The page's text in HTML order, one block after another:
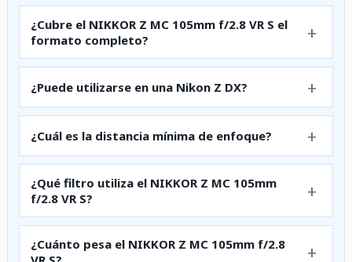
¿Cubre el NIKKOR Z MC 105mm f/2.8 VR S el
formato completo?
¿Puede utilizarse en una Nikon Z DX?
¿Cuál es la distancia mínima de enfoque?
¿Qué filtro utiliza el NIKKOR Z MC 105mm
f/2.8 VR S?
¿Cuánto pesa el NIKKOR Z MC 105mm f/2.8